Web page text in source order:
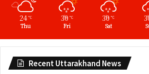
24 ℃
Thu
30 ℃
Fri
30 ℃
Sat
Recent Uttarakhand News